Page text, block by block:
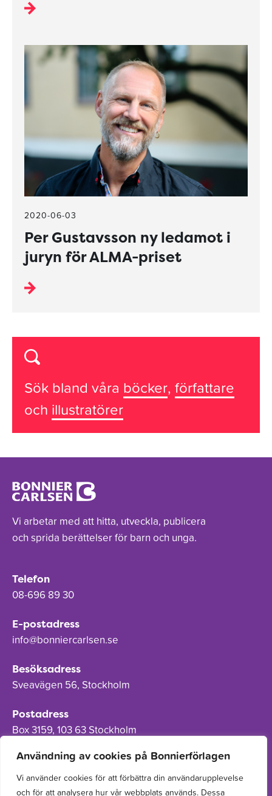
Användning av cookies på Bonnierförlagen
Vi använder cookies för att förbättra din användarupplevelse
och för att analysera hur vår webbplats används. Dessa
2020-06-03
Per Gustavsson ny ledamot i
juryn för ALMA-priset
Sök bland våra böcker, författare
och illustratörer
Vi arbetar med att hitta, utveckla, publicera
och sprida berättelser för barn och unga.
Telefon
08-696 89 30
E-postadress
info@bonniercarlsen.se
Besöksadress
Sveavägen 56, Stockholm
Postadress
Box 3159, 103 63 Stockholm